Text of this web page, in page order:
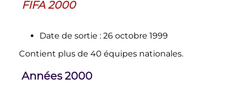
FIFA 2000
Date de sortie : 26 octobre 1999
Contient plus de 40 équipes nationales.
Années 2000